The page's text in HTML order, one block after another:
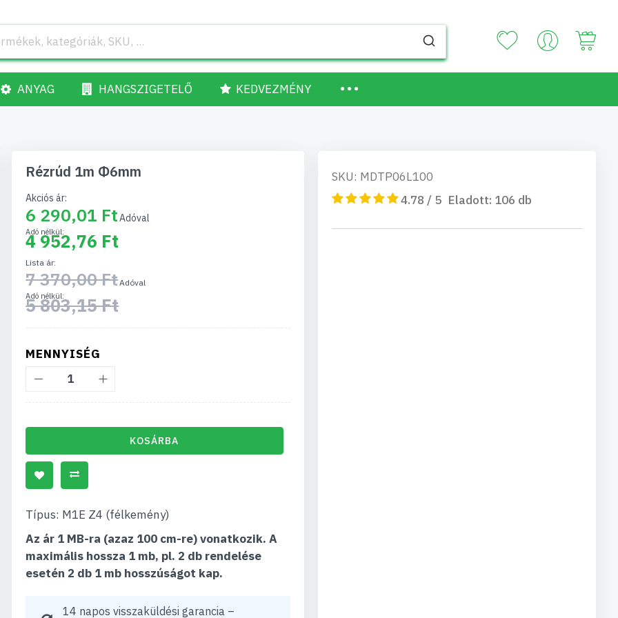
ANYAG HANGSZIGETELŐ KEDVEZMÉNY
Rézrúd 1m Φ6mm
Akciós ár
6 290,01 Ft
4 952,76 Ft
Lista ár
7 370,00 Ft
5 803,15 Ft
MENNYISÉG
KOSÁRBA
Típus: M1E Z4 (félkemény)
Az ár 1 MB-ra (azaz 100 cm-re) vonatkozik. A
maximális hossza 1 mb, pl. 2 db rendelése
esetén 2 db 1 mb hosszúságot kap.
14 napos visszaküldési garancia –
SKU: MDTP06L100
4.78 / 5 Eladott: 106 db